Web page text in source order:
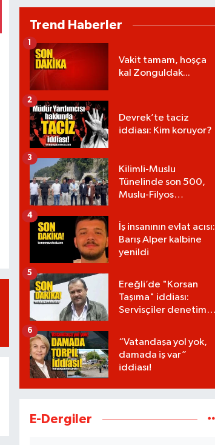
Trend Haberler
Vakit tamam, hoşça
kal Zonguldak...
1
Devrek’te taciz
iddiası: Kim koruyor?
2
Kilimli-Muslu
Tünelinde son 500,
Muslu-Filyos
1.750 metre
3
İş insanının evlat acısı:
Barış Alper kalbine
yenildi
4
Ereğli’de "Korsan
Taşıma" iddiası:
Servisçiler denetim
5
“Vatandaşa yol yok,
damada iş var”
iddiası!
6
E-Dergiler